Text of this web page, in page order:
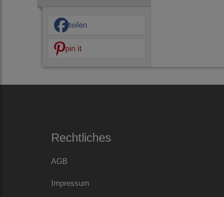
teilen
pin it
Rechtliches
AGB
Impressum